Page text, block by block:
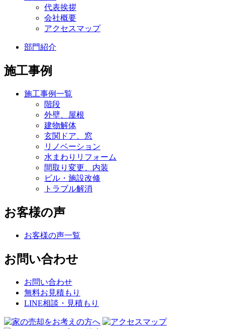
代表挨拶
会社概要
アクセスマップ
部門紹介
施工事例
施工事例一覧
階段
外壁、屋根
建物解体
玄関ドア、窓
リノベーション
水まわりリフォーム
間取り変更、内装
ビル・施設改修
トラブル解消
お客様の声
お客様の声一覧
お問い合わせ
お問い合わせ
無料お見積もり
LINE相談・見積もり